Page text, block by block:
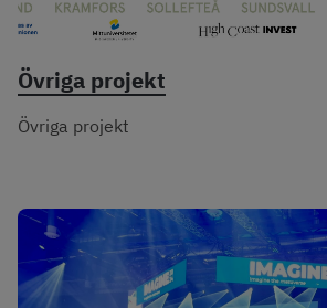
Övriga projekt
Övriga projekt